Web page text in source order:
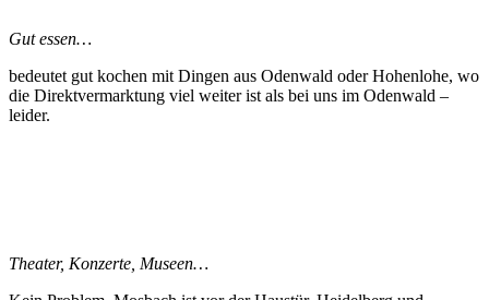
Gut essen…
bedeutet gut kochen mit Dingen aus Odenwald oder Hohenlohe, wo
die Direktvermarktung viel weiter ist als bei uns im Odenwald –
leider.
Theater, Konzerte, Museen…